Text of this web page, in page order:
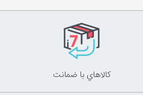
کالاهاي با ضمانت